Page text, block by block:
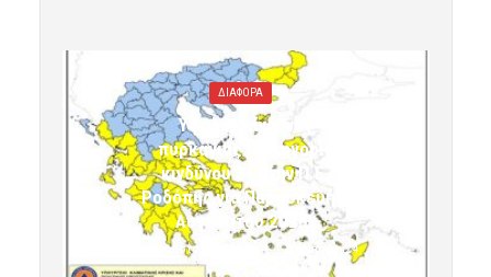
ΔΙΑΦΟΡΑ
Υψηλός κίνδυνος
πυρκαγιάς (κατηγορία
κινδύνου 3) στην Π.Ε.
Ροδόπης για Παρασκευή 7
Αυγούστου 2026»
7 Αυγούστου 2026 10:24 komotini24